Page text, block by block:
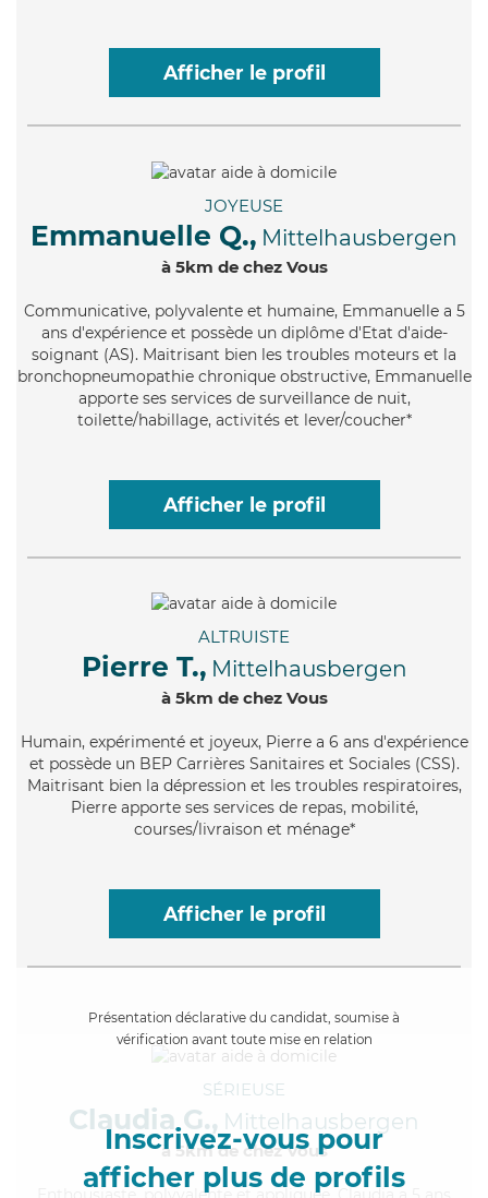
Afficher le profil
JOYEUSE
Emmanuelle Q., Mittelhausbergen
à 5km de chez Vous
Communicative, polyvalente et humaine, Emmanuelle a 5
ans d'expérience et possède un diplôme d'Etat d'aide-
soignant (AS). Maitrisant bien les troubles moteurs et la
bronchopneumopathie chronique obstructive, Emmanuelle
apporte ses services de surveillance de nuit,
toilette/habillage, activités et lever/coucher*
Afficher le profil
ALTRUISTE
Pierre T., Mittelhausbergen
à 5km de chez Vous
Humain, expérimenté et joyeux, Pierre a 6 ans d'expérience
et possède un BEP Carrières Sanitaires et Sociales (CSS).
Maitrisant bien la dépression et les troubles respiratoires,
Pierre apporte ses services de repas, mobilité,
courses/livraison et ménage*
Afficher le profil
Présentation déclarative du candidat, soumise à
vérification avant toute mise en relation
Inscrivez-vous pour
afficher plus de profils
SÉRIEUSE
Claudia G., Mittelhausbergen
à 5km de chez Vous